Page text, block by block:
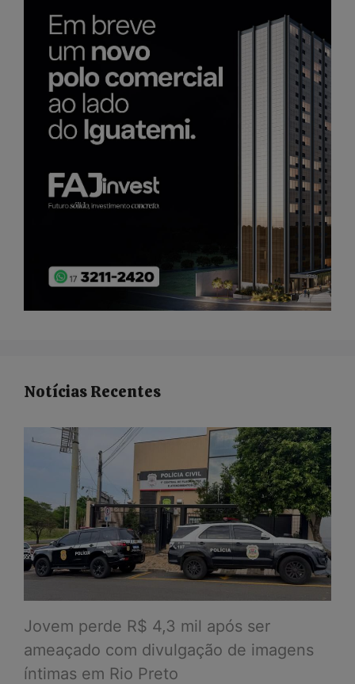
Notícias Recentes
Jovem perde R$ 4,3 mil após ser
ameaçado com divulgação de imagens
íntimas em Rio Preto